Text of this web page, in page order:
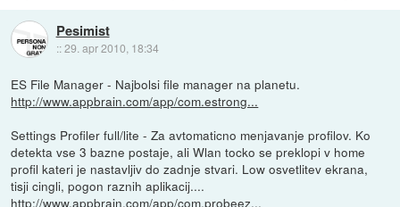
Pesimist
::29. apr 2010, 18:34
ES File Manager - Najbolsi file manager na planetu.
http://www.appbrain.com/app/com.estrong...
Settings Profiler full/lite - Za avtomaticno menjavanje profilov. Ko
detekta vse 3 bazne postaje, ali Wlan tocko se preklopi v home
profil kateri je nastavljiv do zadnje stvari. Low osvetlitev ekrana,
tisji cingli, pogon raznih aplikacij....
http://www.appbrain.com/app/com.probeez...